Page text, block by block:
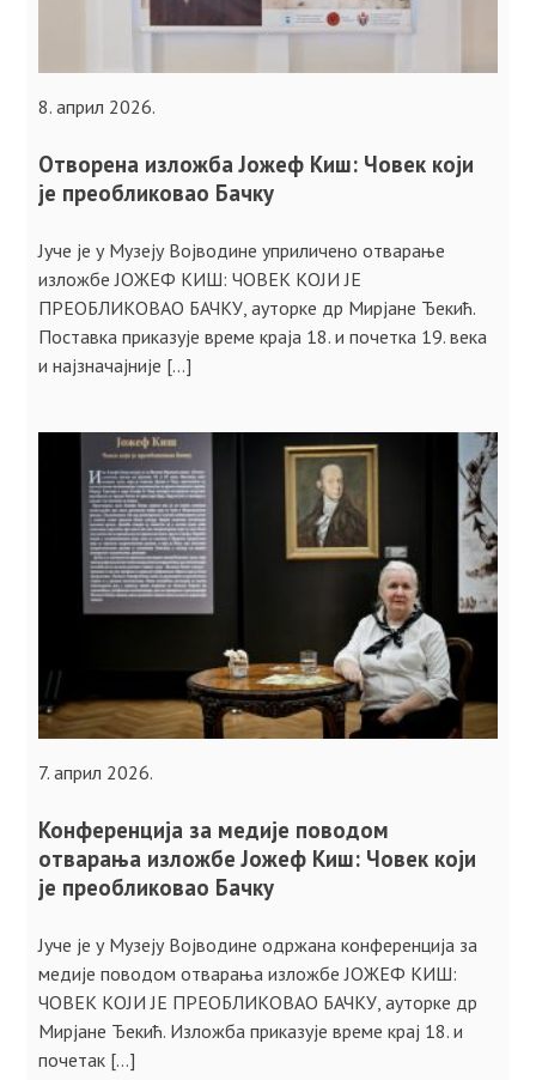
8. април 2026.
Отворена изложба Јожеф Киш: Човек који
је преобликовао Бачку
Јуче је у Музеју Војводине уприличено отварање
изложбе ЈОЖЕФ КИШ: ЧОВЕК КОЈИ ЈЕ
ПРЕОБЛИКОВАО БАЧКУ, ауторке др Мирјане Ђекић.
Поставка приказује време краја 18. и почетка 19. века
и најзначајније […]
7. април 2026.
Конференција за медије поводом
отварања изложбе Јожеф Киш: Човек који
је преобликовао Бачку
Јуче је у Музеју Војводине одржана конференција за
медије поводом отварања изложбе ЈОЖЕФ КИШ:
ЧОВЕК КОЈИ ЈЕ ПРЕОБЛИКОВАО БАЧКУ, ауторке др
Мирјане Ђекић. Изложба приказује време крај 18. и
почетак […]